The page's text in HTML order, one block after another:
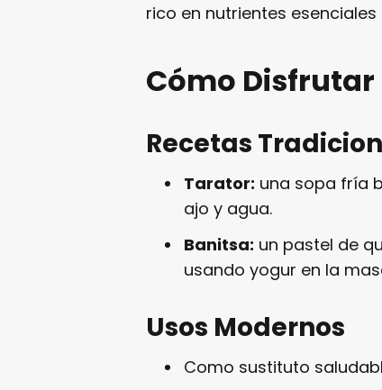
rico en nutrientes
Cómo
Recetas
Tarator: una sopa fría
ajo y agua.
Banitsa: un pastel de
usando yogur en la
Usos Modernos
Como sustituto